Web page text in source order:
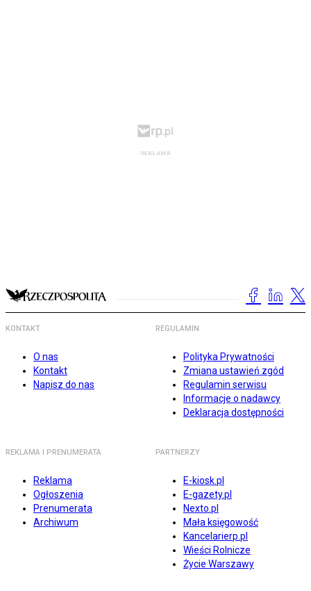
KONTAKT
O nas
Kontakt
Napisz do nas
REGULAMIN
Polityka Prywatności
Zmiana ustawień zgód
Regulamin serwisu
Informacje o nadawcy
Deklaracja dostępności
REKLAMA I PRENUMERATA
Reklama
Ogłoszenia
Prenumerata
Archiwum
PARTNERZY
E-kiosk.pl
E-gazety.pl
Nexto.pl
Mała księgowość
Kancelarierp.pl
Wieści Rolnicze
Życie Warszawy